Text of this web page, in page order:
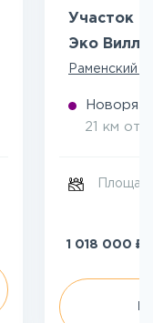
Участок 5
Эко
Раменский
21 км от
1 018 000 ₽